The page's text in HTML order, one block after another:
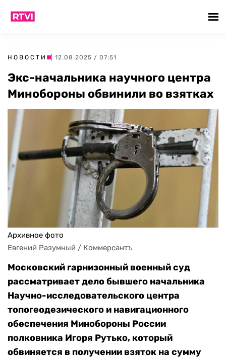
НОВОСТИ | 12.08.2025 / 07:51
Экс-начальника научного центра
Минобороны обвинили во взятках
Архивное фото
Евгений Разумный / Коммерсантъ
Московский гарнизонный военный суд
рассматривает дело бывшего начальника
Научно-исследовательского центра
топогеодезического и навигационного
обеспечения Минобороны России
полковника Игоря Рутько, который
обвиняется в получении взяток на сумму